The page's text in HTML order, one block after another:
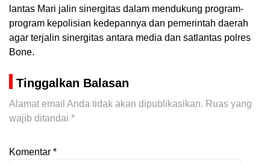
lantas Mari jalin sinergitas dalam mendukung program-
program kepolisian kedepannya dan pemerintah daerah
agar terjalin sinergitas antara media dan satlantas polres
Bone.
Tinggalkan Balasan
Alamat email Anda tidak akan dipublikasikan. Ruas yang
wajib ditandai *
Komentar *